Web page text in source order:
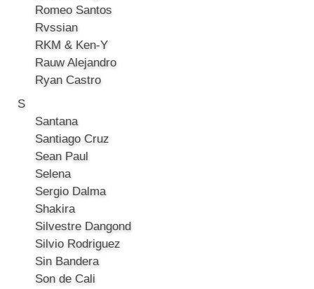
Romeo Santos
Rvssian
RKM & Ken-Y
Rauw Alejandro
Ryan Castro
S
Santana
Santiago Cruz
Sean Paul
Selena
Sergio Dalma
Shakira
Silvestre Dangond
Silvio Rodriguez
Sin Bandera
Son de Cali